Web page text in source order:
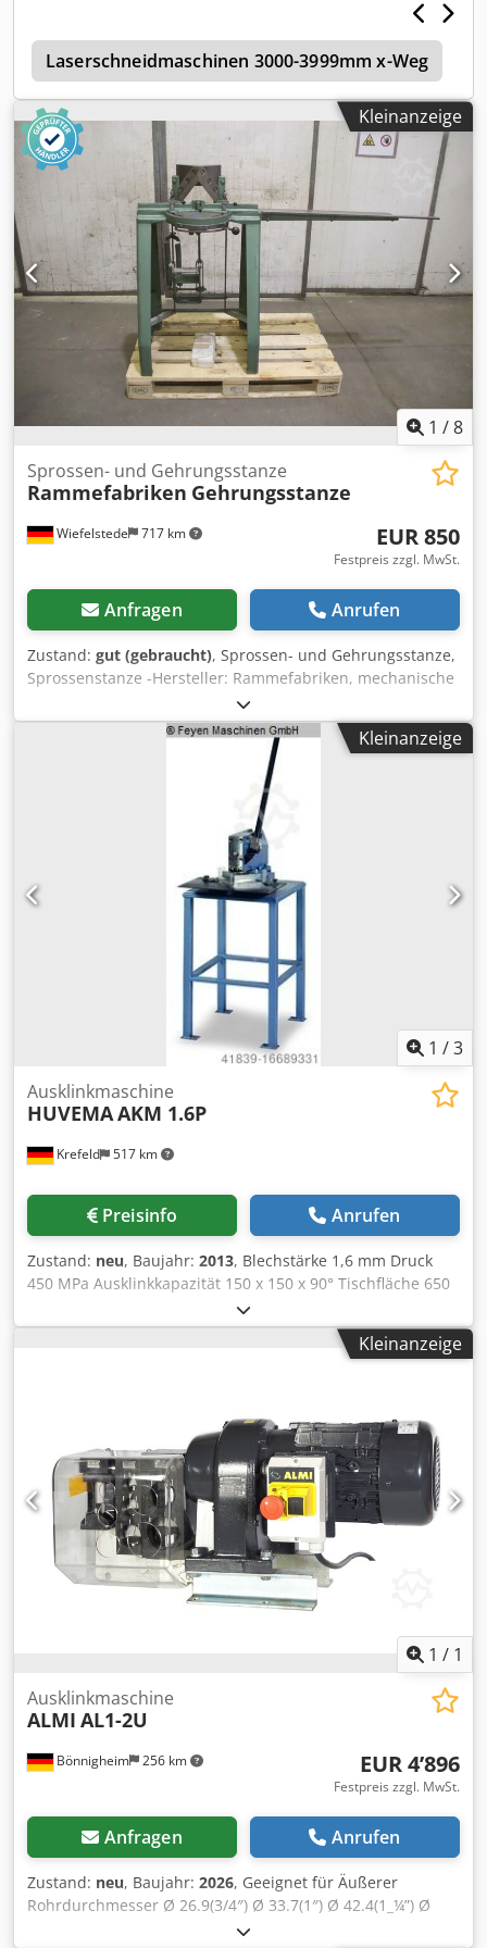
Laserschneidmaschinen 3000-3999mm x-Weg
Kleinanzeige
1 /8
Wiefelstede 717 km
Sprossen- und Gehrungsstanze
Rammefabriken Gehrungsstanze
EUR 850
Festpreis zzgl. MwSt.
Anfragen Anrufen
Zustand: gut (gebraucht), Sprossen- und Gehrungsstanze,
Sprossenstanze -Hersteller: Rammefabriken, mechanische
Eckenstanze -Zwischenmaß: 100 mm -Verstelltiefe: 65 mm
-Abmessungen: 1700/600/H1080 mm -Gewicht: 118 kg
Kleinanzeige
1 /3
Krefeld 517 km
Ausklinkmaschine
HUVEMAAKM 1.6P
Preisinfo Anrufen
Zustand: neu, Baujahr: 2013, Blechstärke 1,6 mm Druck
450 MPa Ausklinkkapazität 150 x 150 x 90° Tischfläche 650
x 500 mm Höhe des Untergestells 875 mm Schneidwinkel -
Obermesser 4 ° Maschinengewicht ca. 0,075 t manuelle
Ausklinkmaschine mit Untergestell, Blechstärken: - Stahl
Kleinanzeige
1 / 1
Bönnigheim 256 km
Ausklinkmaschine
ALMI AL1-2U
EUR 4’896
Festpreis zzgl. MwSt.
Anfragen Anrufen
Zustand: neu, Baujahr: 2026, Geeignet für Äußerer
Rohrdurchmesser Ø 26.9(3/4″) Ø 33.7(1″) Ø 42.4(1_¼”) Ø
48.3(1_1/2″) Ø 60.3(2″) Äußerer Rohrdurchmesser für